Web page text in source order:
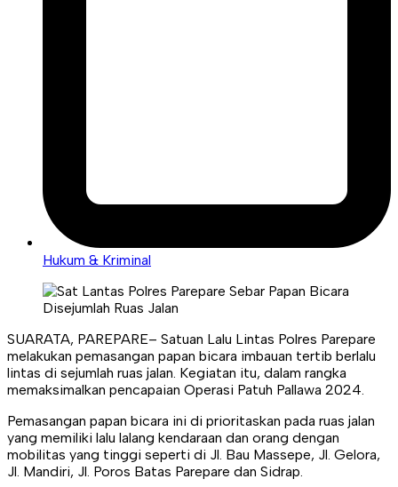
Hukum & Kriminal
SUARATA, PAREPARE– Satuan Lalu Lintas Polres Parepare
melakukan pemasangan papan bicara imbauan tertib berlalu
lintas di sejumlah ruas jalan. Kegiatan itu, dalam rangka
memaksimalkan pencapaian Operasi Patuh Pallawa 2024.
Pemasangan papan bicara ini di prioritaskan pada ruas jalan
yang memiliki lalu lalang kendaraan dan orang dengan
mobilitas yang tinggi seperti di Jl. Bau Massepe, Jl. Gelora,
Jl. Mandiri, Jl. Poros Batas Parepare dan Sidrap.